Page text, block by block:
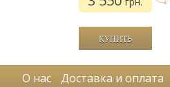
О нас Доставка и оплата